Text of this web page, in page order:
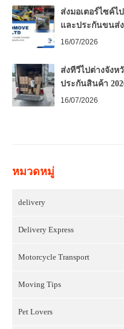
ส่งมอเตอร์ไซค์ไ
และประกันขนส่ง
16/07/2026
ส่งทีวีไปต่างจังห
ประกันสินค้า
16/07/2026
หมวดหมู่
delivery
Delivery Express
Motorcycle Transport
Moving Tips
Pet Lovers